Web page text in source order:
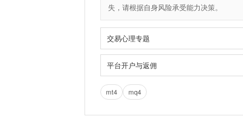
失，请根据自身风险承受能力决策。
交易心理专题
平台开户与返佣
mt4 mq4